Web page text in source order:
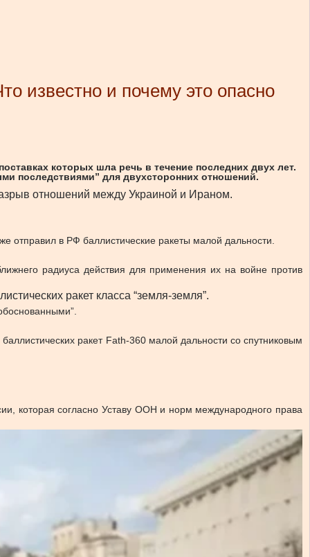
известно и почему это опасно
которых шла речь в течение последних двух лет.
последствиями” для двухсторонних отношений.
отношений между Украиной и Ираном.
отправил в РФ баллистические ракеты малой дальности.
радиуса действия для применения их на войне против
ракет класса “земля-земля”.
ракет Fath-360 малой дальности со спутниковым
которая согласно Уставу ООН и норм международного права